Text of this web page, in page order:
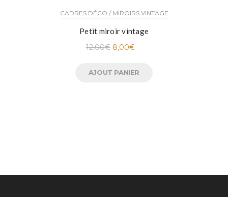
CADRES DÉCO / MIROIRS VINTAGE
Petit miroir vintage
12,00€ 8,00€
AJOUT PANIER